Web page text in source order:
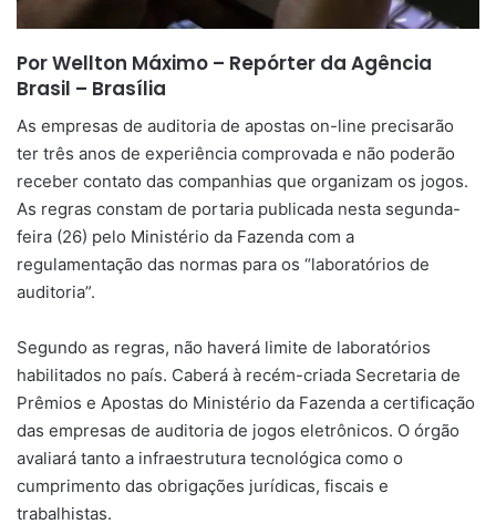
Por Wellton Máximo – Repórter da Agência
Brasil – Brasília
As empresas de auditoria de apostas on-line precisarão
ter três anos de experiência comprovada e não poderão
receber contato das companhias que organizam os jogos.
As regras constam de portaria publicada nesta segunda-
feira (26) pelo Ministério da Fazenda com a
regulamentação das normas para os “laboratórios de
auditoria”.
Segundo as regras, não haverá limite de laboratórios
habilitados no país. Caberá à recém-criada Secretaria de
Prêmios e Apostas do Ministério da Fazenda a certificação
das empresas de auditoria de jogos eletrônicos. O órgão
avaliará tanto a infraestrutura tecnológica como o
cumprimento das obrigações jurídicas, fiscais e
trabalhistas.